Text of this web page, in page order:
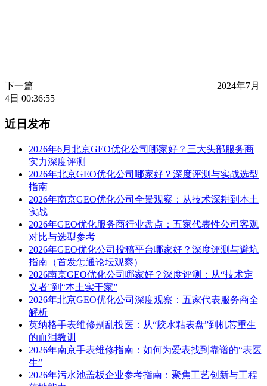
下一篇
2024年7月
4日 00:36:55
近日发布
2026年6月北京GEO优化公司哪家好？三大头部服务商
实力深度评测
2026年北京GEO优化公司哪家好？深度评测与实战选型
指南
2026年南京GEO优化公司全景观察：从技术深耕到本土
实战
2026年GEO优化服务商行业盘点：五家代表性公司客观
对比与选型参考
2026年GEO优化公司投稿平台哪家好？深度评测与避坑
指南（首发怎通论坛观察）
2026南京GEO优化公司哪家好？深度评测：从“技术定
义者”到“本土实干家”
2026年北京GEO优化公司深度观察：五家代表服务商全
解析
英纳格手表维修别乱投医：从“胶水粘表盘”到机芯重生
的血泪教训
2026年南京手表维修指南：如何为爱表找到靠谱的“表医
生”
2026年污水池盖板企业参考指南：聚焦工艺创新与工程